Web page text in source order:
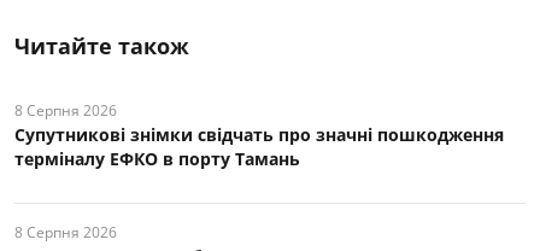
Читайте також
8 Серпня 2026
Супутникові знімки свідчать про значні пошкодження
терміналу ЕФКО в порту Тамань
8 Серпня 2026